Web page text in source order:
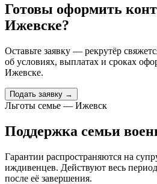
Готовы оформить
Ижевске?
Оставьте заявку — рекрутёр
об условиях, выплатах и сроках
Ижевске.
Подать заявку →
Льготы семье — Ижевск
Поддержка семьи
Гарантии распространяются на
иждивенцев. Действуют весь
после её завершения.